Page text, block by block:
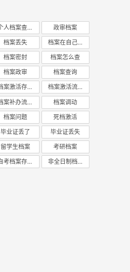
个人档案查询 政审档案
档案丢失 档案在自己手里
档案密封 档案怎么查
档案政审 档案查询
档案激活存放 档案激活流程
档案补办流程 档案调动
档案问题 死档激活
毕业证丢了 毕业证丢失
留学生档案 考研档案
自考档案存放 非全日制档案